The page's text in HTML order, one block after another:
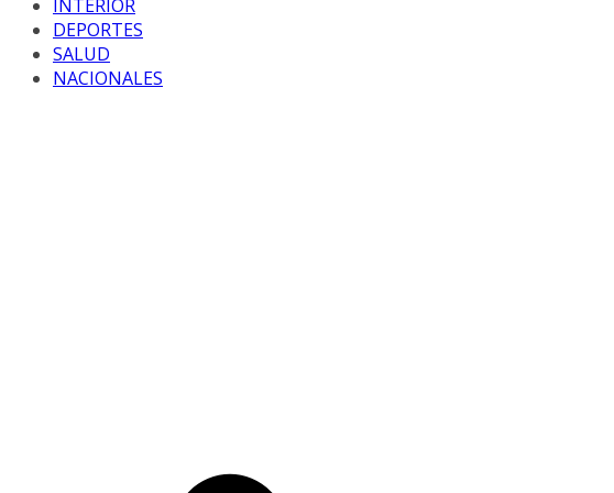
INTERIOR
DEPORTES
SALUD
NACIONALES